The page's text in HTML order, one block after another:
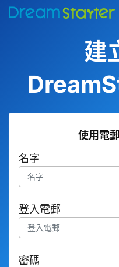
建
使用電
名字
登入電郵
密碼